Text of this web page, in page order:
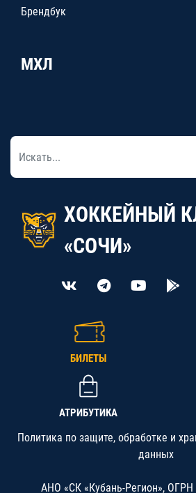
Брендбук
МХЛ
ХОККЕЙНЫЙ
«СОЧИ»
БИЛЕТЫ
АТРИБУТИКА
Политика по защите, обработке и
данных
АНО «СК «Кубань-Регион», ОГРН